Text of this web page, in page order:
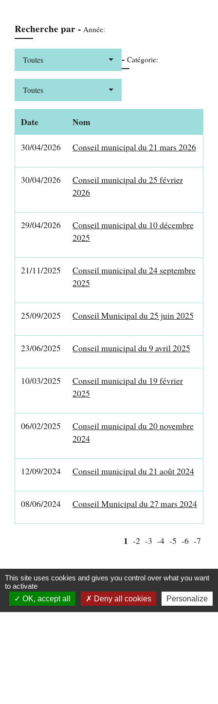
Recherche par - Année:
Toutes - Catégorie:
Toutes
Date Nom
30/04/2026 Conseil municipal du 21 mars 2026
30/04/2026
Conseil municipal du 25 février
2026
29/04/2026
Conseil municipal du 10 décembre
2025
21/11/2025
Conseil municipal du 24 septembre
2025
25/09/2025 Conseil Municipal du 25 juin 2025
23/06/2025 Conseil municipal du 9 avril 2025
10/03/2025
Conseil municipal du 19 février
2025
06/02/2025
Conseil municipal du 20 novembre
2024
12/09/2024 Conseil municipal du 21 août 2024
08/06/2024 Conseil Municipal du 27 mars 2024
1 -2 -3 -4 -5 -6 -7
Contacts
Commune de Crux-la-Ville
This site uses cookies and gives you control over what you want
to activate
OK, accept all
Deny all cookies Personalize